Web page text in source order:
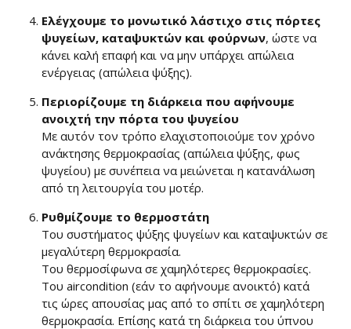
Ελέγχουμε το μονωτικό λάστιχο στις πόρτες
ψυγείων, καταψυκτών και φούρνων, ώστε να
κάνει καλή επαφή και να μην υπάρχει απώλεια
ενέργειας (απώλεια ψύξης).
Περιορίζουμε τη διάρκεια που αφήνουμε
ανοιχτή την πόρτα του ψυγείου
Με αυτόν τον τρόπο ελαχιστοποιούμε τον χρόνο
ανάκτησης θερμοκρασίας (απώλεια ψύξης, φως
ψυγείου) με συνέπεια να μειώνεται η κατανάλωση
από τη λειτουργία του μοτέρ.
Ρυθμίζουμε το θερμοστάτη
Του συστήματος ψύξης ψυγείων και καταψυκτών σε
μεγαλύτερη θερμοκρασία.
Του θερμοσίφωνα σε χαμηλότερες θερμοκρασίες.
Του aircondition (εάν το αφήνουμε ανοικτό) κατά
τις ώρες απουσίας μας από το σπίτι σε χαμηλότερη
θερμοκρασία. Επίσης κατά τη διάρκεια του ύπνου